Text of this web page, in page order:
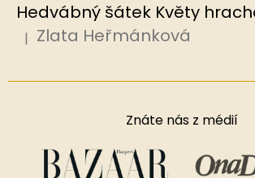
Hodnocení produktu je 5 z 5 hvězdiček.
| Zlata Heřmánková
Znáte nás z médií